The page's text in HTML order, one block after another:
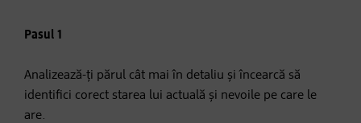
Pasul 1
Analizează-ți părul cât mai în detaliu și încearcă să
identifici corect starea lui actuală și nevoile pe care le
are.